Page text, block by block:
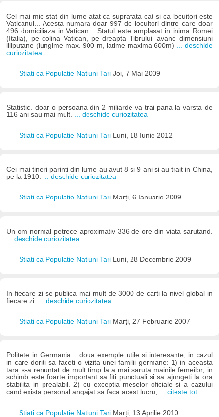
Cel mai mic stat din lume atat ca suprafata cat si ca locuitori este
Vaticanul... Acesta numara doar 997 de locuitori dintre care doar
496 domiciliaza in Vatican... Statul este amplasat in inima Romei
(Italia), pe colina Vatican, pe dreapta Tibrului, avand dimensiuni
liliputane (lungime max. 900 m, latime maxima 600m)
... deschide
curiozitatea
Stiati ca Populatie Natiuni Tari Joi, 7 Mai 2009
Statistic, doar o persoana din 2 miliarde va trai pana la varsta de
116 ani sau mai mult. ... deschide curiozitatea
Stiati ca Populatie Natiuni Tari Luni, 18 Iunie 2012
Cei mai tineri parinti din lume au avut 8 si 9 ani si au trait in China,
pe la 1910. ... deschide curiozitatea
Stiati ca Populatie Natiuni Tari Marți, 6 Ianuarie 2009
Un om normal petrece aproximativ 336 de ore din viata sarutand.
... deschide curiozitatea
Stiati ca Populatie Natiuni Tari Luni, 28 Decembrie 2009
In fiecare zi se publica mai mult de 3000 de carti la nivel global in
fiecare zi.
... deschide curiozitatea
Stiati ca Populatie Natiuni Tari Marți, 27 Februarie 2007
Politete in Germania... doua exemple utile si interesante, in cazul
in care doriti sa faceti o vizita unei familii germane: 1) in aceasta
tara s-a renuntat de mult timp la a mai saruta mainile femeilor, in
schimb este foarte important sa fiti punctuali si sa ajungeti la ora
stabilita in prealabil. 2) cu exceptia meselor oficiale si a cazului
cand exista personal angajat sa faca acest lucru, ... citește tot
Stiati ca Populatie Natiuni Tari Marți, 13 Aprilie 2010